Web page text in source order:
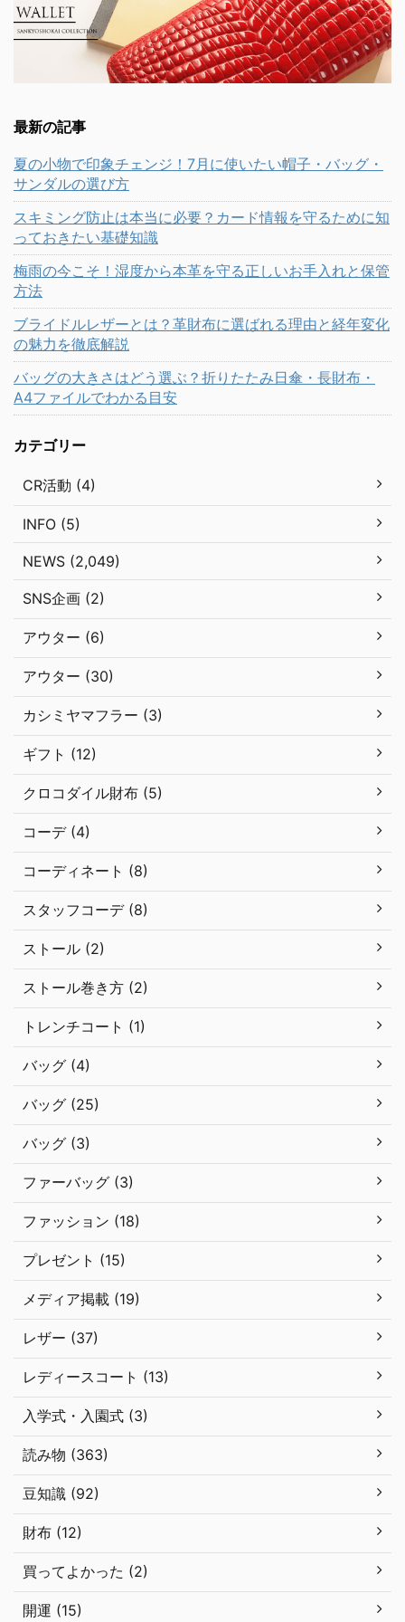
最新の記事
夏の小物で印象チェンジ！7月に使いたい帽子・バッグ・
サンダルの選び方
スキミング防止は本当に必要？カード情報を守るために知
っておきたい基礎知識
梅雨の今こそ！湿度から本革を守る正しいお手入れと保管
方法
ブライドルレザーとは？革財布に選ばれる理由と経年変化
の魅力を徹底解説
バッグの大きさはどう選ぶ？折りたたみ日傘・長財布・
A4ファイルでわかる目安
カテゴリー
CR活動 (4)
INFO (5)
NEWS (2,049)
SNS企画 (2)
アウター (6)
アウター (30)
カシミヤマフラー (3)
ギフト (12)
クロコダイル財布 (5)
コーデ (4)
コーディネート (8)
スタッフコーデ (8)
ストール (2)
ストール巻き方 (2)
トレンチコート (1)
バッグ (4)
バッグ (25)
バッグ (3)
ファーバッグ (3)
ファッション (18)
プレゼント (15)
メディア掲載 (19)
レザー (37)
レディースコート (13)
入学式・入園式 (3)
読み物 (363)
豆知識 (92)
財布 (12)
買ってよかった (2)
開運 (15)